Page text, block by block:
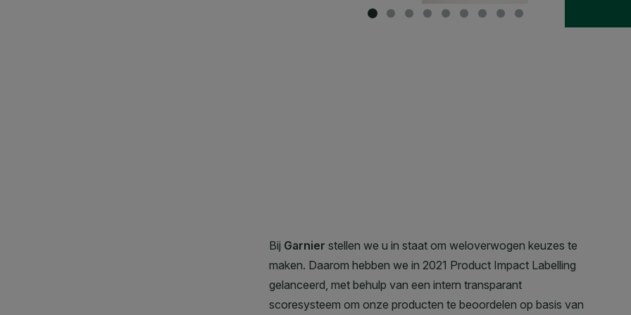
SLIDE 1SLIDE 2
SLIDE 3
SLIDE 4
SLIDE 5
SLIDE 6
SLIDE 7
SLIDE 8SLIDE 9